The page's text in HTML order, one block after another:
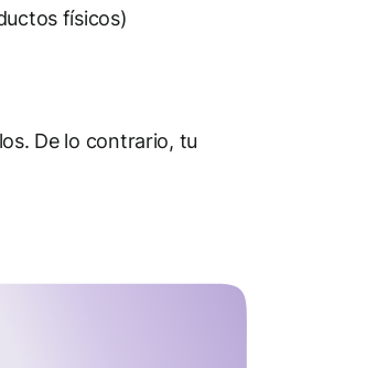
físicos)
De lo contrario, tu